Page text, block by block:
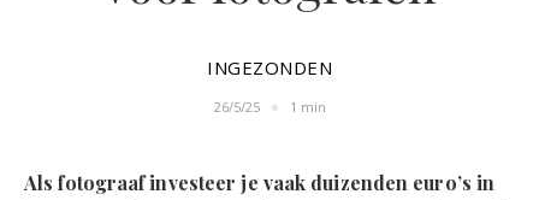
INGEZONDEN
26/5/25 1 min
Als fotograaf investeer je vaak duizenden euro’s in